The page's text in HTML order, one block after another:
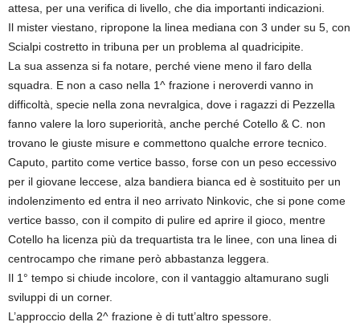
attesa, per una verifica di livello, che dia importanti indicazioni.
Il mister viestano, ripropone la linea mediana con 3 under su 5, con
Scialpi costretto in tribuna per un problema al quadricipite.
La sua assenza si fa notare, perché viene meno il faro della
squadra. E non a caso nella 1^ frazione i neroverdi vanno in
difficoltà, specie nella zona nevralgica, dove i ragazzi di Pezzella
fanno valere la loro superiorità, anche perché Cotello & C. non
trovano le giuste misure e commettono qualche errore tecnico.
Caputo, partito come vertice basso, forse con un peso eccessivo
per il giovane leccese, alza bandiera bianca ed è sostituito per un
indolenzimento ed entra il neo arrivato Ninkovic, che si pone come
vertice basso, con il compito di pulire ed aprire il gioco, mentre
Cotello ha licenza più da trequartista tra le linee, con una linea di
centrocampo che rimane però abbastanza leggera.
Il 1° tempo si chiude incolore, con il vantaggio altamurano sugli
sviluppi di un corner.
L’approccio della 2^ frazione è di tutt’altro spessore.